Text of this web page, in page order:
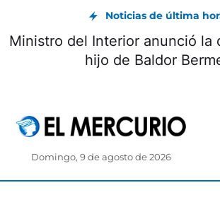
Noticias de última
Vía Biblián-Zhud:
durante el feriado de
Domingo, 9 de agosto de 2026